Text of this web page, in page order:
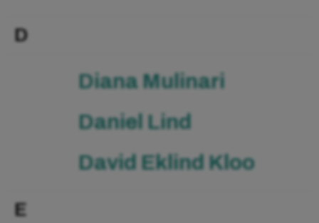
D
Diana Mulinari
Daniel Lind
David Eklind Kloo
E